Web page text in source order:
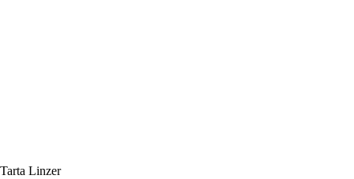
Tarta Linzer